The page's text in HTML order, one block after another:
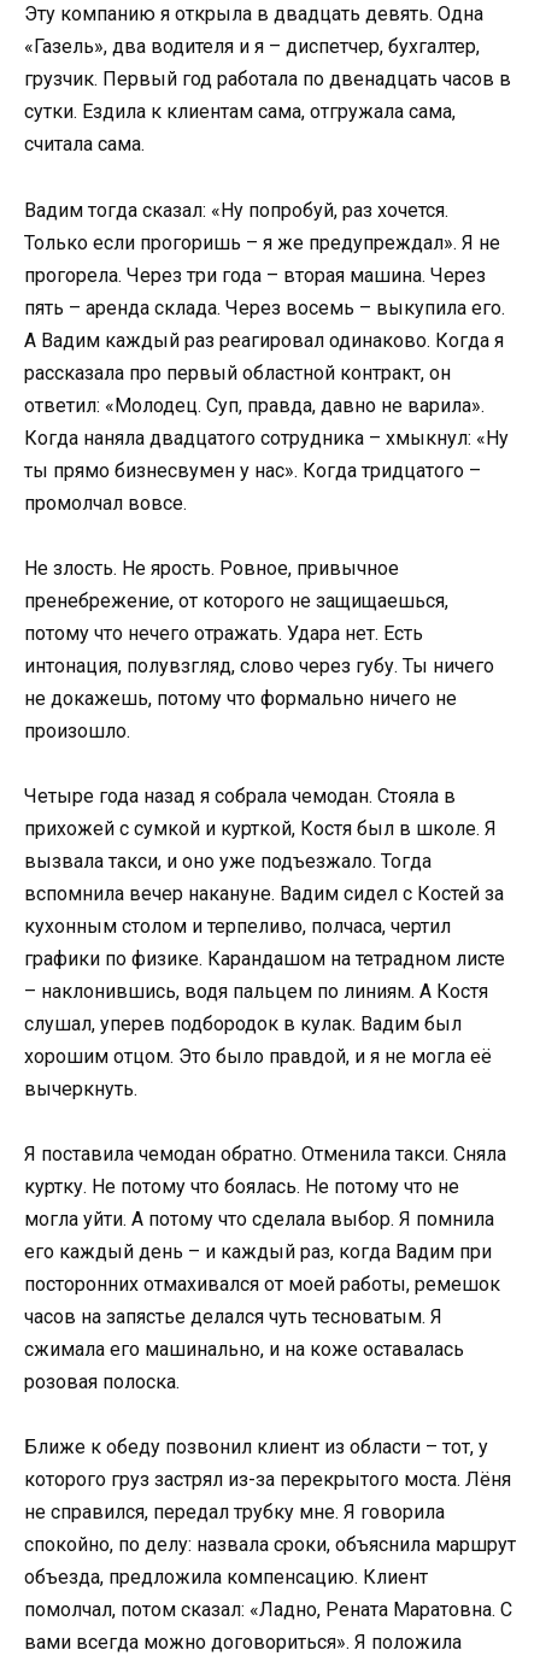
Эту компанию я открыла в двадцать девять. Одна
«Газель», два водителя и я – диспетчер, бухгалтер,
грузчик. Первый год работала по двенадцать часов в
сутки. Ездила к клиентам сама, отгружала сама,
считала сама.
Вадим тогда сказал: «Ну попробуй, раз хочется.
Только если прогоришь – я же предупреждал». Я не
прогорела. Через три года – вторая машина. Через
пять – аренда склада. Через восемь – выкупила его.
А Вадим каждый раз реагировал одинаково. Когда я
рассказала про первый областной контракт, он
ответил: «Молодец. Суп, правда, давно не варила».
Когда наняла двадцатого сотрудника – хмыкнул: «Ну
ты прямо бизнесвумен у нас». Когда тридцатого –
промолчал вовсе.
Не злость. Не ярость. Ровное, привычное
пренебрежение, от которого не защищаешься,
потому что нечего отражать. Удара нет. Есть
интонация, полувзгляд, слово через губу. Ты ничего
не докажешь, потому что формально ничего не
произошло.
Четыре года назад я собрала чемодан. Стояла в
прихожей с сумкой и курткой, Костя был в школе. Я
вызвала такси, и оно уже подъезжало. Тогда
вспомнила вечер накануне. Вадим сидел с Костей за
кухонным столом и терпеливо, полчаса, чертил
графики по физике. Карандашом на тетрадном листе
– наклонившись, водя пальцем по линиям. А Костя
слушал, уперев подбородок в кулак. Вадим был
хорошим отцом. Это было правдой, и я не могла её
вычеркнуть.
Я поставила чемодан обратно. Отменила такси. Сняла
куртку. Не потому что боялась. Не потому что не
могла уйти. А потому что сделала выбор. Я помнила
его каждый день – и каждый раз, когда Вадим при
посторонних отмахивался от моей работы, ремешок
часов на запястье делался чуть тесноватым. Я
сжимала его машинально, и на коже оставалась
розовая полоска.
Ближе к обеду позвонил клиент из области – тот, у
которого груз застрял из-за перекрытого моста. Лёня
не справился, передал трубку мне. Я говорила
спокойно, по делу: назвала сроки, объяснила маршрут
объезда, предложила компенсацию. Клиент
помолчал, потом сказал: «Ладно, Рената Маратовна. С
вами всегда можно договориться». Я положила